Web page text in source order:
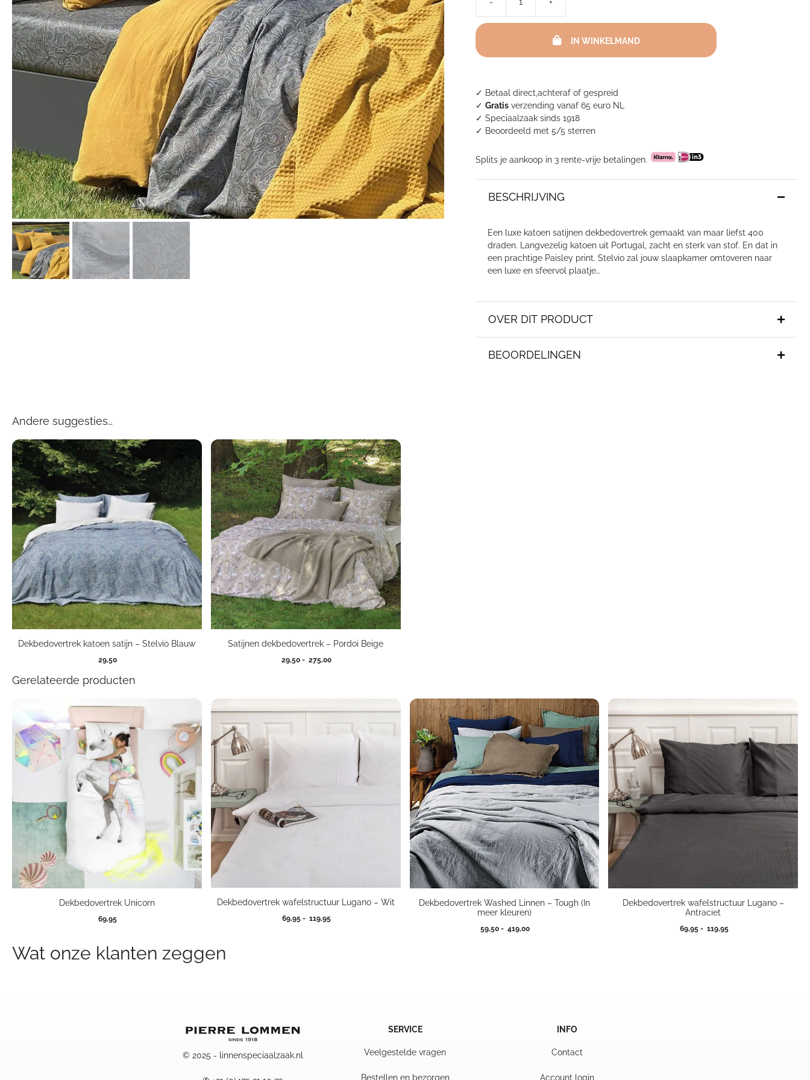
✓ Betaal direct,achteraf of gespreid
✓Gratis verzending vanaf 65 euro NL
✓ Speciaalzaak sinds 1918
✓ Beoordeeld met 5/5 sterren
Splits je aankoop in 3 rente-vrije betalingen.
BESCHRIJVING
Een luxe katoen satijnen dekbedovertrek gemaakt van maar liefst 400
draden. Langvezelig katoen uit Portugal, zacht en sterk van stof. En dat in
een prachtige Paisley print. Stelvio zal jouw slaapkamer omtoveren naar
een luxe en sfeervol plaatje…
OVER DIT PRODUCT
BEOORDELINGEN
Dekbedovertrek
katoen
satijn
-
Stelvio
IN WINKELMAND
Andere suggesties…
Dekbedovertrek katoen satijn – Stelvio Blauw
29,50
Satijnen dekbedovertrek – Pordoi Beige
29,50 - 275,00Prijsklasse:
Gerelateerde producten
Dekbedovertrek Unicorn
69,95
Dekbedovertrek wafelstructuur Lugano – Wit
69,95 - 119,95Prijsklasse:
Dekbedovertrek Washed Linnen – Tough (In
meer kleuren)
59,50 - 419,00Prijsklasse:
Dekbedovertrek wafelstructuur Lugano –
Antraciet
69,95 - 119,95Prijsklasse:
Wat onze klanten zeggen
© 2025 - linnenspeciaalzaak.nl
SERVICE
Veelgestelde vragen
Bestellen en bezorgen
INFO
Contact
Account login